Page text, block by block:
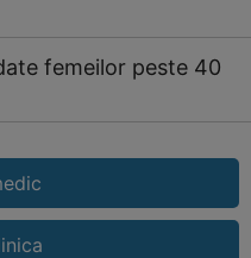
femeilor peste 40